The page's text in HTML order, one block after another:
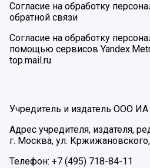
Согласие на обработку
обратной связи
Согласие на обработку
помощью сервисов
top.mail.ru
Учредитель и издатель ООО
Адрес учредителя, издателя,
г. Москва, ул.
Телефон: +7 (495) 718-84-11